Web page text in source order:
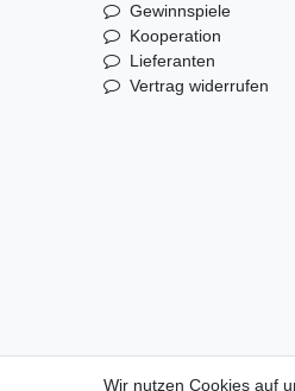
Gewinnspiele
Kooperation
Lieferanten
Vertrag widerrufen
Wir nutzen Cookies auf